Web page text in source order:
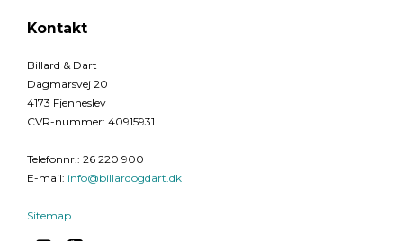
Kontakt
Billard & Dart
Dagmarsvej 20
4173 Fjenneslev
CVR-nummer: 40915931
Telefonnr.: 26 220 900
E-mail: info@billardogdart.dk
Sitemap